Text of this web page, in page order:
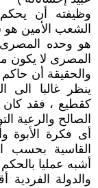
وظيفته أن
الشعب الأمين
هو وحده المصرى
المصرى لا يكون
والحقيقة أن
ينظر غالبا
كقطيع ، فقد كان
الصالح والرعية
القاسية بحسب
أشبه عمليا
والدولة